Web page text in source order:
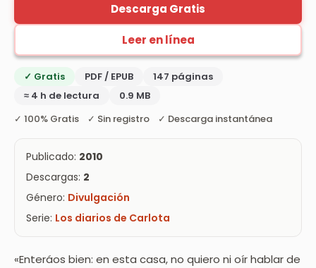
Descarga Gratis
Leer en línea
✓ Gratis PDF / EPUB
147 páginas
≈ 4 h de lectura
0.9 MB
✓ 100% Gratis ✓ Sin registro ✓ Descarga instantánea
Publicado: 2010
Descargas: 2
Género: Divulgación
Serie: Los diarios de Carlota
«Enteráos bien: en esta casa, no quiero ni oír hablar de